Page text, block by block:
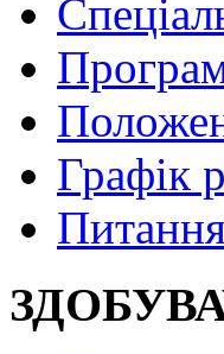
Графік